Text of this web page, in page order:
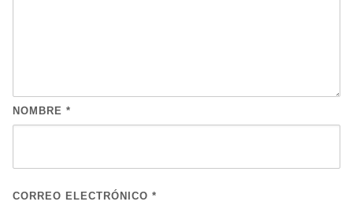
NOMBRE *
CORREO ELECTRÓNICO *